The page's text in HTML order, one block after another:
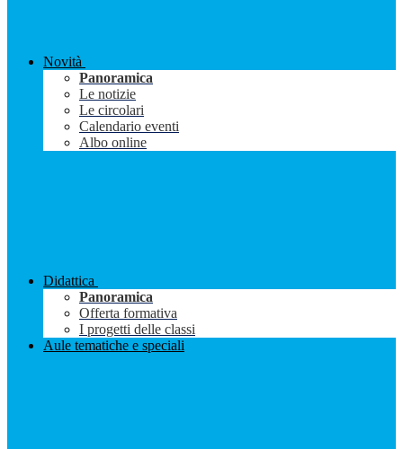
Novità
Panoramica
Le notizie
Le circolari
Calendario eventi
Albo online
Didattica
Panoramica
Offerta formativa
I progetti delle classi
Aule tematiche e speciali